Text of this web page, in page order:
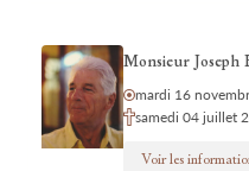
Monsieur
mardi 16
samedi 04 juillet
Voir les